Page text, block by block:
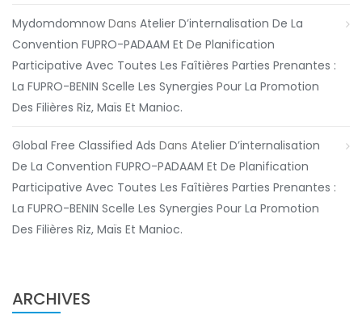
Mydomdomnow Dans Atelier D’internalisation De La
Convention FUPRO-PADAAM Et De Planification
Participative Avec Toutes Les Faîtières Parties Prenantes :
La FUPRO-BENIN Scelle Les Synergies Pour La Promotion
Des Filières Riz, Maïs Et Manioc.
Global Free Classified Ads Dans Atelier D’internalisation
De La Convention FUPRO-PADAAM Et De Planification
Participative Avec Toutes Les Faîtières Parties Prenantes :
La FUPRO-BENIN Scelle Les Synergies Pour La Promotion
Des Filières Riz, Maïs Et Manioc.
ARCHIVES